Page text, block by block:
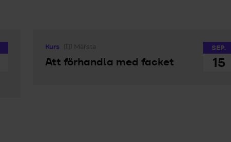
SEP.
15
Kurs Märsta
Att förhandla med facket